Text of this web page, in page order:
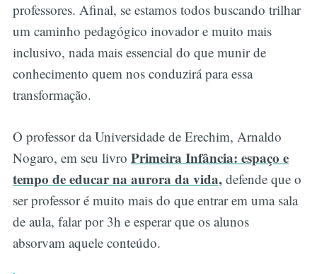
professores. Afinal, se estamos todos buscando trilhar
um caminho pedagógico inovador e muito mais
inclusivo, nada mais essencial do que munir de
conhecimento quem nos conduzirá para essa
transformação.
O professor da Universidade de Erechim, Arnaldo
Nogaro, em seu livro Primeira Infância: espaço e
tempo de educar na aurora da vida, defende que o
ser professor é muito mais do que entrar em uma sala
de aula, falar por 3h e esperar que os alunos
absorvam aquele conteúdo.